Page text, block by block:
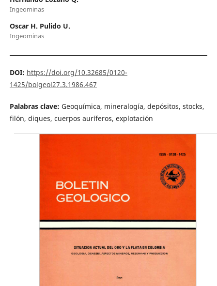
Ingeominas
Oscar H. Pulido U.
Ingeominas
DOI: https://doi.org/10.32685/0120-
1425/bolgeol27.3.1986.467
Palabras clave: Geoquímica, mineralogía, depósitos, stocks,
filón, diques, cuerpos auríferos, explotación